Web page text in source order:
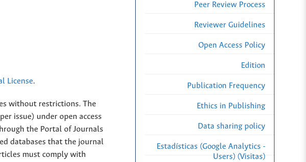
License.
without restrictions. The
issue) under open access
the Portal of Journals
databases that the journal
must comply with
Peer Review Process
Reviewer Guidelines
Open Access Policy
Edition
Publication Frequency
Ethics in Publishing
Data sharing policy
Estadísticas (Google Analytics -
Users) (Visitas)